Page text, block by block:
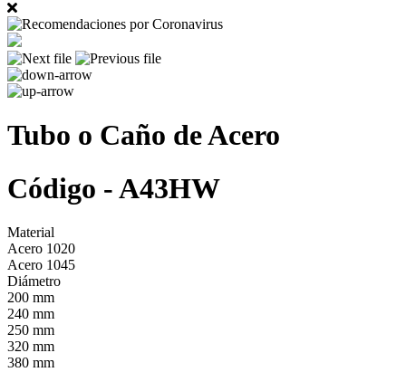
Tubo o Caño de Acero
Código - A43HW
Material
Acero 1020
Acero 1045
Diámetro
200 mm
240 mm
250 mm
320 mm
380 mm